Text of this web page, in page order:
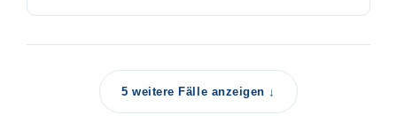
5 weitere Fälle anzeigen ↓